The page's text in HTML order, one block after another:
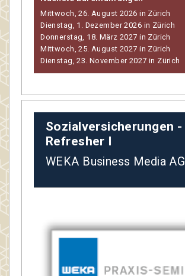
Mittwoch, 26. August 2026 in Zürich
Dienstag, 1. Dezember 2026 in Zürich
Donnerstag, 18. März 2027 in Zürich
Mittwoch, 25. August 2027 in Zürich
Dienstag, 23. November 2027 in Zürich
Sozialversicherungen -
Refresher I
WEKA Business Media AG